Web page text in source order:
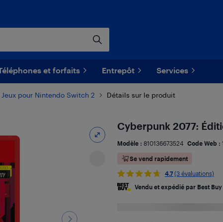
et forfaits Entrepôt Services
Jeux pour Nintendo Switch 2 Détails sur le produit
Cyberpunk 2077:
Modèle : 810136673524 Code Web :
Se vend rapidement
4.7 (3 évaluations)
Vendu et expédié par Best Buy